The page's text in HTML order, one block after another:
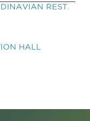
REST.
HALL